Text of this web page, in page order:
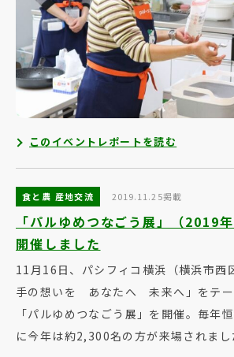
このイベントレポートを読む
食と農 産地交流 2019.11.25掲載
「パルゆめつなごう展」（2019
開催しました
11月16日、パシフィコ横浜（横浜市西
手の想いを あなたへ 未来へ」をテー
「パルゆめつなごう展」を開催。毎年
に今年は約2,300名の方が来場されまし